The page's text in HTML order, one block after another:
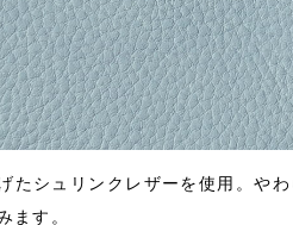
たシュリンクレザーを使用。や
ます。